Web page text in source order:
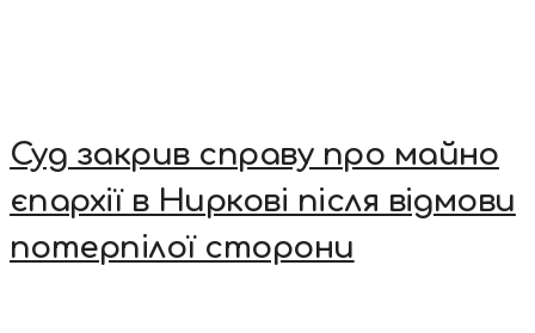
Суд закрив справу про майно
єпархії в Ниркові після відмови
потерпілої сторони